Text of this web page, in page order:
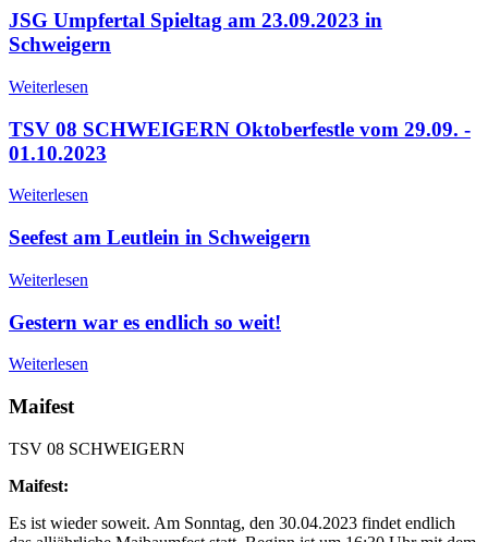
JSG Umpfertal Spieltag am 23.09.2023 in
Schweigern
Weiterlesen
TSV 08 SCHWEIGERN Oktoberfestle vom 29.09. -
01.10.2023
Weiterlesen
Seefest am Leutlein in Schweigern
Weiterlesen
Gestern war es endlich so weit!
Weiterlesen
Maifest
TSV 08 SCHWEIGERN
Maifest:
Es ist wieder soweit. Am Sonntag, den 30.04.2023 findet endlich